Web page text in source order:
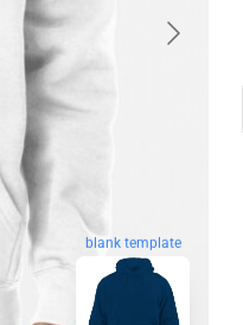
blank template